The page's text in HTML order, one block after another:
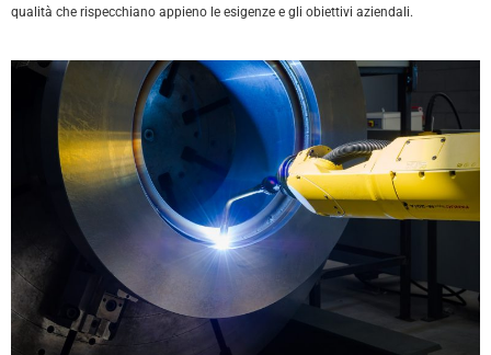
qualità che rispecchiano appieno le esigenze e gli obiettivi aziendali.